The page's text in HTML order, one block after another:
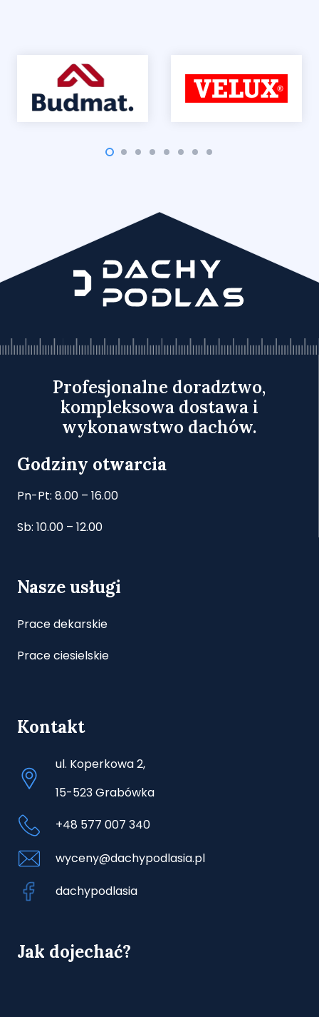
Profesjonalne doradztwo,
kompleksowa dostawa i
wykonawstwo dachów.
Godziny otwarcia
Pn-Pt: 8.00 – 16.00
Sb: 10.00 – 12.00
Nasze usługi
Prace dekarskie
Prace ciesielskie
Kontakt
ul. Koperkowa 2,
15-523 Grabówka
+48 577 007 340
wyceny@dachypodlasia.pl
dachypodlasia
Jak dojechać?